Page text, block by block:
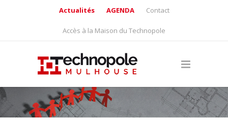
Actualités AGENDA Contact
Accès à la Maison du Technopole